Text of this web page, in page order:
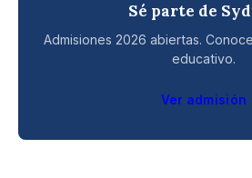
Sé parte de
Admisiones 2026 abiertas.
educativo.
Ver admisión